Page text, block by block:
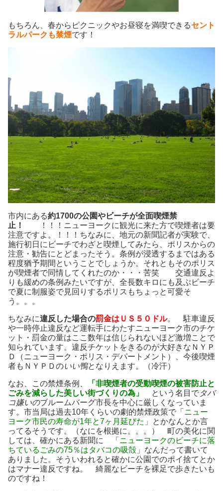
もちろん、春からピクニックやお昼寝を満喫できるセント
ラルパーク も禁煙です！
市内にある約1700の公園やビーチが全面喫煙禁
止！
！！！ニューヨークに観光に来た方で喫煙者は要
注意ですよ。！！！ちなみに、地元の新聞記者が実験で、
施行初日にビーチでわざと喫煙してみたら、ポリスからの
注意・勧告にとどまったそう。条例が浸透するまではある
程度猶予期間ということでしょうか。それともそのポリス
が喫煙者で同情してくれたのか・・・苦笑 交通違反よ
りも緩めの条例みたいですが、全長数キロにも及ぶビーチ
で夏に制服姿で見回りするポリスもちょっと可愛そ
う。。。
ちなみに違反した場合の罰金はＵＳ５０ドル。 駐車違反
や一時停止違反など運転手にわたすニューヨーク市のチケ
ット・罰金の量はここ数年は信じられないほど激増ことで
知られています。違反チケットをきるのが大好きなＮＹＰ
Ｄ（ニューヨーク・ポリス・デパートメント）、今後喫煙
者もＮＹＰＤのいい鴨となりえます。（冷汗）
なお、この禁煙条例、
「非喫煙者の受動喫煙の被害防止と
ごみを減らした美しい街づくりの為」
という名目でタバ
コ嫌いのブルームバーグ市長を中心に厳しくなっていま
す。市当局は過去10年くらいの劇的禁煙政策で「 ニュー
ヨーク市民の寿命が1年と7ヶ月延びた 」とかなんとか言
ってるそうです。（なにを根拠に。。。） 町の美化に関
しては、確かにある新聞に 「 ニューヨークのビーチに落
ちているごみの75％はタバコの吸殻 」なんだって書いて
ありました。そういわれると確かに公園でのポイ捨てとか
はマナー違反ですね。 綺麗なビーチを裸足で歩きたいも
のですね！